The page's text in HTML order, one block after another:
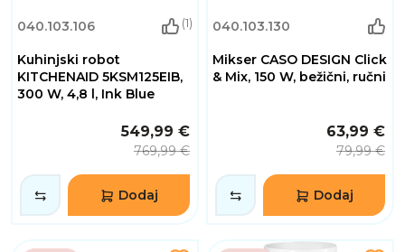
040.103.106 (1)
Kuhinjski robot
KITCHENAID 5KSM125EIB,
300 W, 4,8 l, Ink Blue
549,99 €
769,99 €
Dodaj
040.103.130
Mikser CASO DESIGN Click
& Mix, 150 W, bežični, ručni
63,99 €
79,99 €
Dodaj